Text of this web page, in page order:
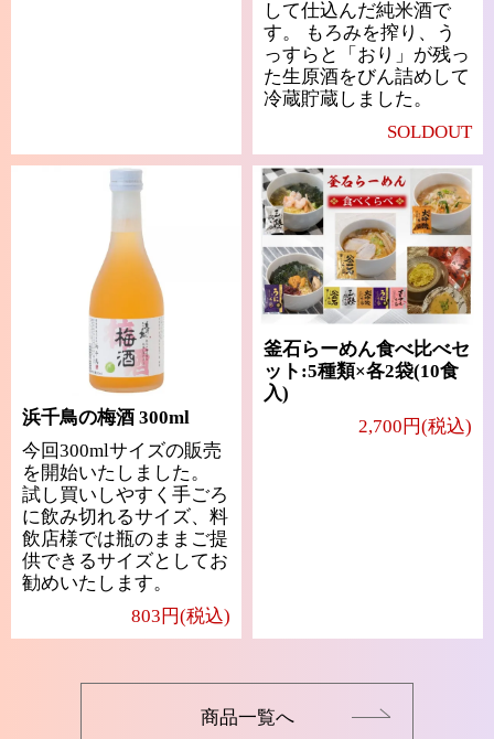
して仕込んだ純米酒で
す。 もろみを搾り、う
っすらと「おり」が残っ
た生原酒をびん詰めして
冷蔵貯蔵しました。
SOLDOUT
浜千鳥の梅酒 300ml
今回300mlサイズの販売
を開始いたしました。
試し買いしやすく手ごろ
に飲み切れるサイズ、料
飲店様では瓶のままご提
供できるサイズとしてお
勧めいたします。
803円(税込)
釜石らーめん食べ比べセ
ット:5種類×各2袋(10食
入)
2,700円(税込)
商品一覧へ